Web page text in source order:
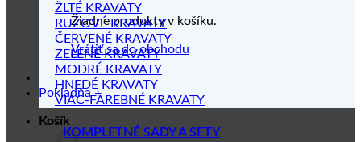
Žiadne produkty v košíku.
Vrátiť sa do obchodu
Pokladňa +
Košík
ŽLTÉ KRAVATY
RUŽOVÉ KRAVATY
ČERVENÉ KRAVATY
ZELENÉ KRAVATY
MODRÉ KRAVATY
HNEDÉ KRAVATY
VIAC-FAREBNÉ KRAVATY
KOMPLETNÉ SADY A SETY